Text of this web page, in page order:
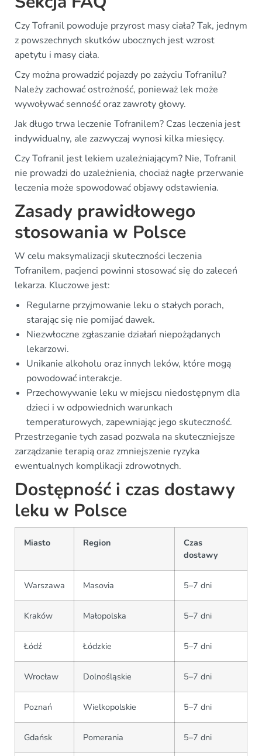
Czy Tofranil powoduje przyrost masy ciała? Tak, jednym
z powszechnych skutków ubocznych jest wzrost
apetytu i masy ciała.
Czy można prowadzić pojazdy po zażyciu Tofranilu?
Należy zachować ostrożność, ponieważ lek może
wywoływać senność oraz zawroty głowy.
Jak długo trwa leczenie Tofranilem? Czas leczenia jest
indywidualny, ale zazwyczaj wynosi kilka miesięcy.
Czy Tofranil jest lekiem uzależniającym? Nie, Tofranil
nie prowadzi do uzależnienia, chociaż nagłe przerwanie
leczenia może spowodować objawy odstawienia.
Zasady prawidłowego
stosowania w Polsce
W celu maksymalizacji skuteczności leczenia
Tofranilem, pacjenci powinni stosować się do zaleceń
lekarza. Kluczowe jest:
Regularne przyjmowanie leku o stałych porach,
starając się nie pomijać dawek.
Niezwłoczne zgłaszanie działań niepożądanych
lekarzowi.
Unikanie alkoholu oraz innych leków, które mogą
powodować interakcje.
Przechowywanie leku w miejscu niedostępnym dla
dzieci i w odpowiednich warunkach
temperaturowych, zapewniając jego skuteczność.
Przestrzeganie tych zasad pozwala na skuteczniejsze
zarządzanie terapią oraz zmniejszenie ryzyka
ewentualnych komplikacji zdrowotnych.
Dostępność i czas dostawy
leku w Polsce
Miasto Region
Czas
dostawy
Warszawa Masovia 5–7 dni
Kraków Małopolska 5–7 dni
Łódź Łódzkie 5–7 dni
Wrocław Dolnośląskie 5–7 dni
Poznań Wielkopolskie 5–7 dni
Gdańsk Pomerania 5–7 dni